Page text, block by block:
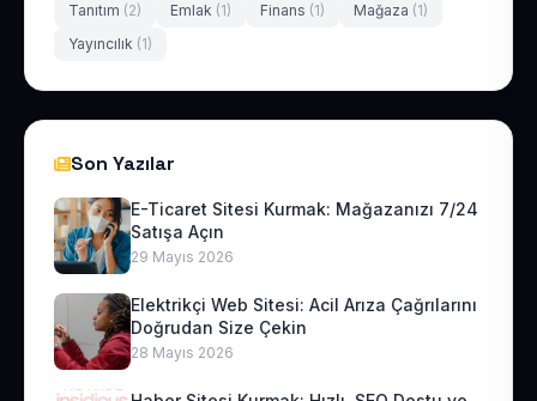
Tanıtım (2) Emlak (1) Finans (1) Mağaza (1)
Yayıncılık (1)
Son Yazılar
E-Ticaret Sitesi Kurmak: Mağazanızı 7/24
Satışa Açın
29 Mayıs 2026
Elektrikçi Web Sitesi: Acil Arıza Çağrılarını
Doğrudan Size Çekin
28 Mayıs 2026